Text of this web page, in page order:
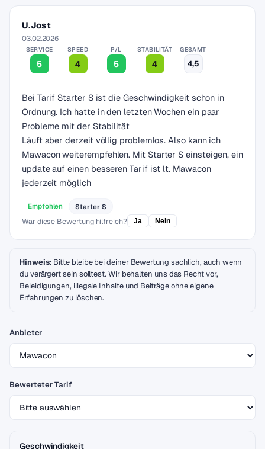
U.Jost
03.02.2026
SERVICE
5
SPEED
4
P/L
5
STABILITÄT
4
GESAMT
4,5
Bei Tarif Starter S ist die Geschwindigkeit schon in
Ordnung. Ich hatte in den letzten Wochen ein paar
Probleme mit der Stabilität
Läuft aber derzeit völlig problemlos. Also kann ich
Mawacon weiterempfehlen. Mit Starter S einsteigen, ein
update auf einen besseren Tarif ist lt. Mawacon
jederzeit möglich
Empfohlen Starter S
War diese Bewertung hilfreich? Ja Nein
Hinweis: Bitte bleibe bei deiner Bewertung sachlich, auch wenn
du verärgert sein solltest. Wir behalten uns das Recht vor,
Beleidigungen, illegale Inhalte und Beiträge ohne eigene
Erfahrungen zu löschen.
Anbieter
Bewerteter Tarif
Geschwindigkeit